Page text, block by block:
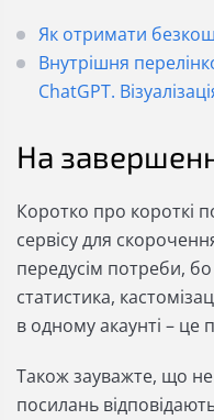
Як отримати
Внутрішня
ChatGPT.
На
Коротко про короткі
сервісу для
передусім потреби,
статистика,
в одному акаунті – це
Також зауважте, що не
посилань